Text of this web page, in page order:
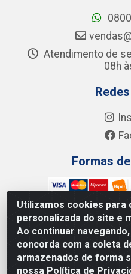
Utilizamos cookies
personalizada do site e
Ao continuar
concorda com a coleta
armazenados de forma
nossa Política de
Atendimento de
08h
Formas
Junco Industria e
Mariano, 505 - Distrito
38.402-346 -